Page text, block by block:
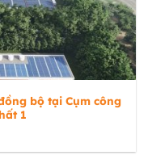
bộ tại Cụm công
1